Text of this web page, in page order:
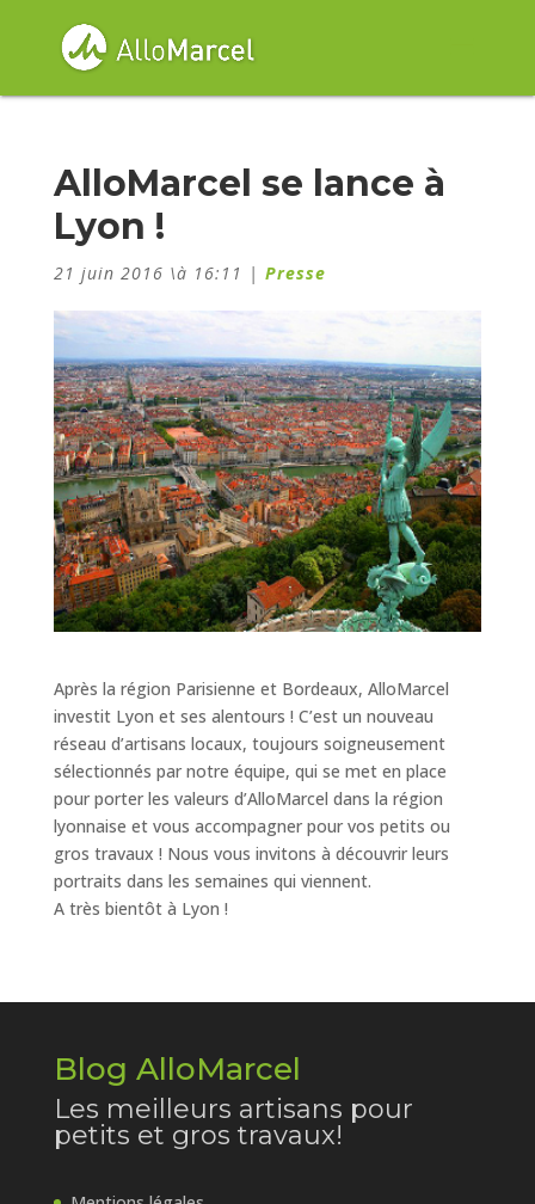
AlloMarcel se lance à
Lyon !
21 juin 2016 \à 16:11 | Presse
Après la région Parisienne et Bordeaux, AlloMarcel
investit Lyon et ses alentours ! C’est un nouveau
réseau d’artisans locaux, toujours soigneusement
sélectionnés par notre équipe, qui se met en place
pour porter les valeurs d’AlloMarcel dans la région
lyonnaise et vous accompagner pour vos petits ou
gros travaux ! Nous vous invitons à découvrir leurs
portraits dans les semaines qui viennent.
A très bientôt à Lyon !
Blog AlloMarcel
Les meilleurs artisans pour
petits et gros travaux!